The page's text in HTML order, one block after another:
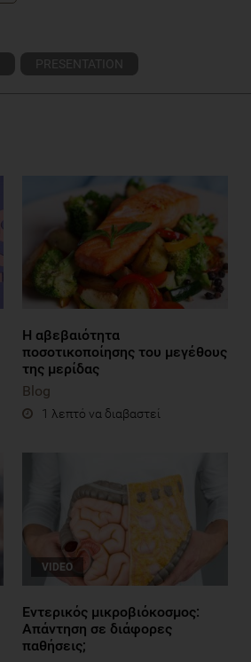
PRESENTATION
Η αβεβαιότητα
ποσοτικοποίησης του μεγέθους
της μερίδας
Blog
1 λεπτό να διαβαστεί
VIDEO
Εντερικός μικροβιόκοσμος:
Απάντηση σε διάφορες
παθήσεις;